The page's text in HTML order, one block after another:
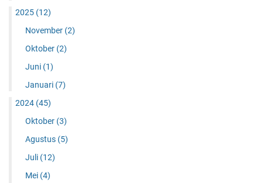
2025 (12)
November (2)
Oktober (2)
Juni (1)
Januari (7)
2024 (45)
Oktober (3)
Agustus (5)
Juli (12)
Mei (4)